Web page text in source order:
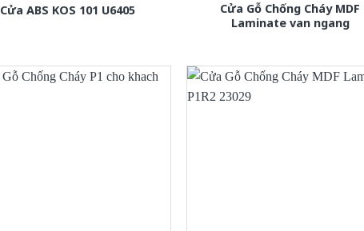
Cửa ABS KOS 101 U6405
Cửa Gỗ Chống Cháy MDF
Laminate van ngang